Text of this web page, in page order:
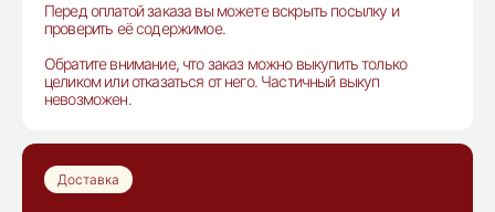
Перед оплатой заказа вы можете вскрыть посылку и
проверить её содержимое.
Обратите внимание, что заказ можно выкупить только
целиком или отказаться от него. Частичный выкуп
невозможен.
Доставка